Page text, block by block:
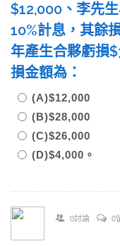
$12,000、李先
10%計息，其餘
年產生合夥虧損
損金額為：
(A)$12,000
(B)$28,000
(C)$26,000
(D)$4,000。
0討論 0